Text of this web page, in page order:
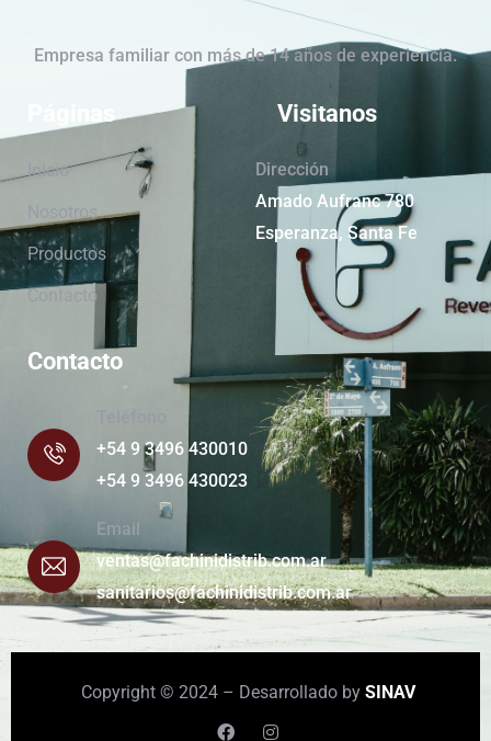
Empresa familiar con más de 14 años de experiencia.
Páginas
Inicio
Nosotros
Productos
Contacto
Visitanos
Dirección
Amado Aufranc 780
Esperanza, Santa Fe
Contacto
+54 9 3496 430010
+54 9 3496 430023
Email
ventas@fachinidistrib.com.ar
sanitarios@fachinidistrib.com.ar
Copyright © 2024 – Desarrollado by SINAV